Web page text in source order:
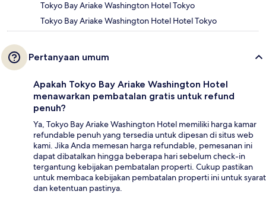
Tokyo Bay Ariake Washington Hotel Tokyo
Tokyo Bay Ariake Washington Hotel Hotel Tokyo
Pertanyaan umum
Apakah Tokyo Bay Ariake Washington Hotel
menawarkan pembatalan gratis untuk refund
penuh?
Ya, Tokyo Bay Ariake Washington Hotel memiliki harga kamar
refundable penuh yang tersedia untuk dipesan di situs web
kami. Jika Anda memesan harga refundable, pemesanan ini
dapat dibatalkan hingga beberapa hari sebelum check-in
tergantung kebijakan pembatalan properti. Cukup pastikan
untuk membaca kebijakan pembatalan properti ini untuk syarat
dan ketentuan pastinya.